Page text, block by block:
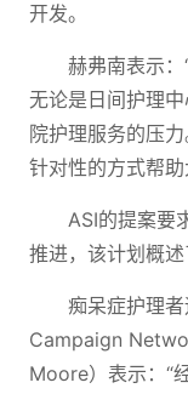
开发。
赫弗南表示：
无论是日间护理
院护理服务的压
针对性的方式帮
ASI的提案要
推进，该计划概述
痴呆症护理
Campaign
Moore）表示：“